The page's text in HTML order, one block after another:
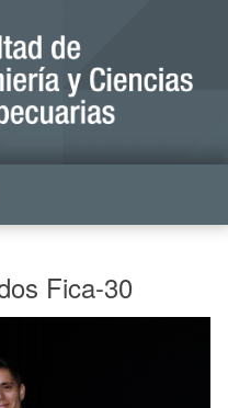
Fica-30